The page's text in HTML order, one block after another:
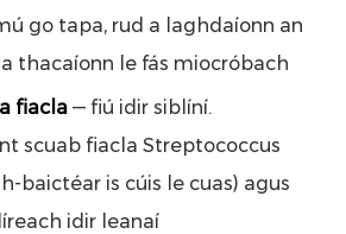
go tapa, rud a laghdaíonn an
thacaíonn le fás miocróbach
fiacla — fiú idir siblíní.
scuab fiacla Streptococcus
baictéar is cúis le cuas) agus
idir leanaí